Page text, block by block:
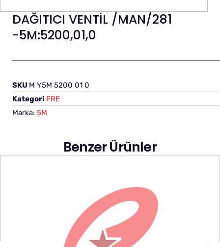
DAĞITICI VENTİL /MAN/281
-5M:5200,01,0
SKU M Y5M 5200 01 0
Kategori FRE
Marka: 5M
Benzer Ürünler